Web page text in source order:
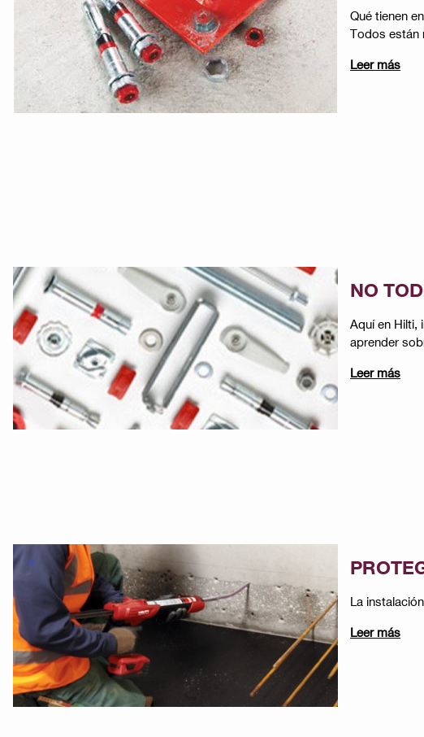
Qué tienen
Todos están
Leer más
NO
Aquí en Hilti,
aprender
Leer más
La
Leer más